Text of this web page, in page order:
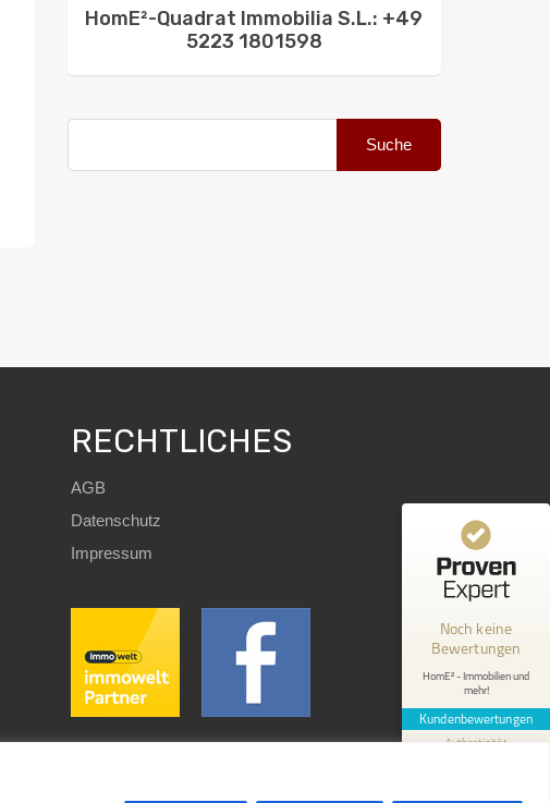
HomE²-Quadrat Immobilia S.L.: +49
5223 1801598
nach:
RECHTLICHES
AGB
Datenschutz
Impressum
Noch keine
Bewertungen
HomE² - Immobilien und
mehr!
Kundenbewertungen
Authentizität
Kundenbewertungen und Erfahrungen zu
HomE² - Immobilien und mehr!
MANGELHAFT
0,00 / 5,00
Erfahren Sie mehr über dieses Bewertungssiegel
1.1.1970